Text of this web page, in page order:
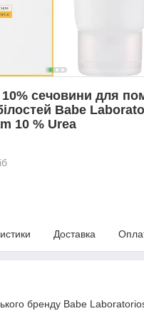
10% сечовини для
Babe
10 % Urea
Доставка
бренду Babe